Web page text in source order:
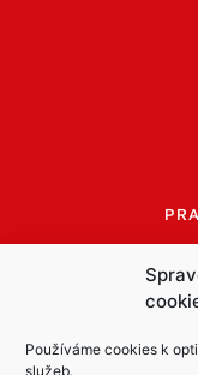
Používáme cookies k
služeb.